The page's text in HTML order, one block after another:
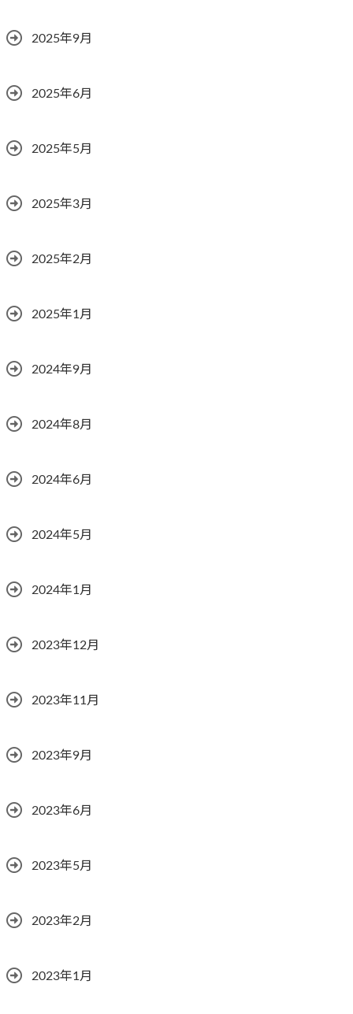
2025年9月
2025年6月
2025年5月
2025年3月
2025年2月
2025年1月
2024年9月
2024年8月
2024年6月
2024年5月
2024年1月
2023年12月
2023年11月
2023年9月
2023年6月
2023年5月
2023年2月
2023年1月